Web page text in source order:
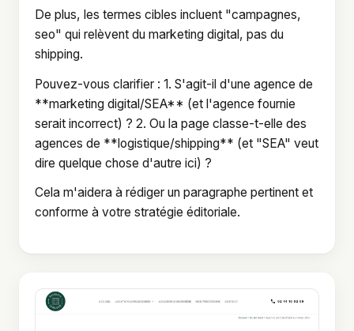
De plus, les termes cibles incluent "campagnes,
seo" qui relèvent du marketing digital, pas du
shipping.
Pouvez-vous clarifier : 1. S'agit-il d'une agence de
**marketing digital/SEA** (et l'agence fournie
serait incorrect) ? 2. Ou la page classe-t-elle des
agences de **logistique/shipping** (et "SEA" veut
dire quelque chose d'autre ici) ?
Cela m'aidera à rédiger un paragraphe pertinent et
conforme à votre stratégie éditoriale.